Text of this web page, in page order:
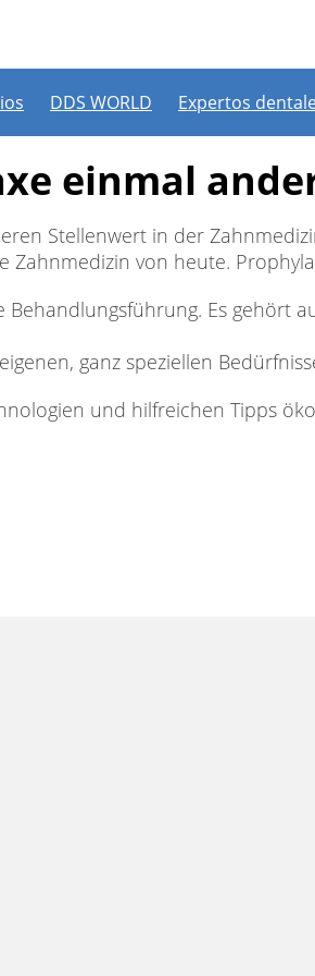
DDS WORLD Expertos
o ver un webinar a la carta, debe
ahora Iniciar
withFacebook Continue
einmal
Stellenwert in der
von heute.
Es gehört
ganz speziellen
und hilfreichen Tipps